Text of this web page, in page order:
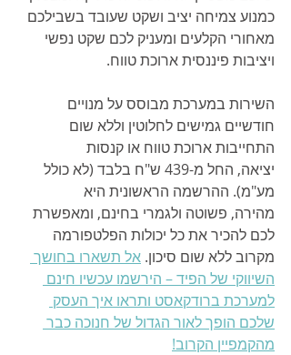
כמנוע צמיחה יציב ושקט שעובד בשבילכם
מאחורי הקלעים ומעניק לכם שקט נפשי
ויציבות פיננסית ארוכת טווח.
השירות במערכת מבוסס על מנויים
חודשיים גמישים לחלוטין וללא שום
התחייבות ארוכת טווח או קנסות
יציאה, החל מ-439 ש"ח בלבד (לא כולל
מע"מ). ההרשמה הראשונית היא
מהירה, פשוטה ולגמרי בחינם, ומאפשרת
לכם להכיר את כל יכולות הפלטפורמה
מקרוב ללא שום סיכון. אל תשארו בחושך
השיווקי של הפיד – הירשמו עכשיו חינם
למערכת ברודקאסט ותראו איך העסק
שלכם הופך לאור הגדול של חנוכה כבר
מהקמפיין הקרוב!